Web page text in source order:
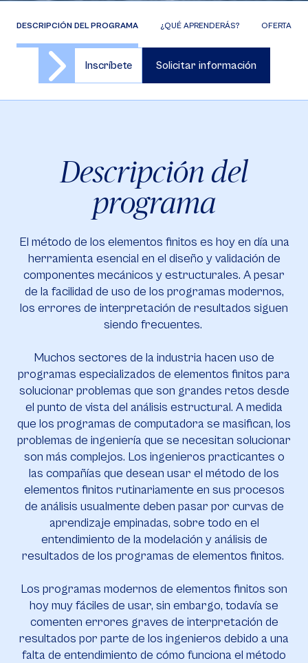
DESCRIPCIÓN DEL PROGRAMA ¿QUÉ APRENDERÁS? OFERTA DE
Inscríbete Solicitar información
Descripción del
programa
El método de los elementos finitos es hoy en día una
herramienta esencial en el diseño y validación de
componentes mecánicos y estructurales. A pesar
de la facilidad de uso de los programas modernos,
los errores de interpretación de resultados siguen
siendo frecuentes.
Muchos sectores de la industria hacen uso de
programas especializados de elementos finitos para
solucionar problemas que son grandes retos desde
el punto de vista del análisis estructural. A medida
que los programas de computadora se masifican, los
problemas de ingeniería que se necesitan solucionar
son más complejos. Los ingenieros practicantes o
las compañías que desean usar el método de los
elementos finitos rutinariamente en sus procesos
de análisis usualmente deben pasar por curvas de
aprendizaje empinadas, sobre todo en el
entendimiento de la modelación y análisis de
resultados de los programas de elementos finitos.
Los programas modernos de elementos finitos son
hoy muy fáciles de usar, sin embargo, todavía se
comenten errores graves de interpretación de
resultados por parte de los ingenieros debido a una
falta de entendimiento de cómo funciona el método